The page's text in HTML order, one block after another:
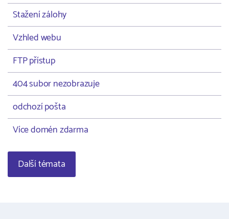
Stažení zálohy
Vzhled webu
FTP přístup
404 subor nezobrazuje
odchozí pošta
Více domén zdarma
Další témata